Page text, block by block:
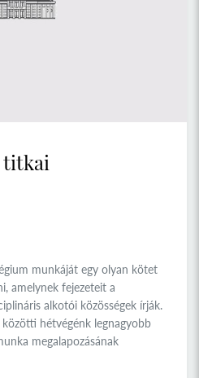
titkai
munkáját egy olyan kötet
amelynek fejezeteit a
alkotói közösségek írják.
hétvégénk legnagyobb
megalapozásának